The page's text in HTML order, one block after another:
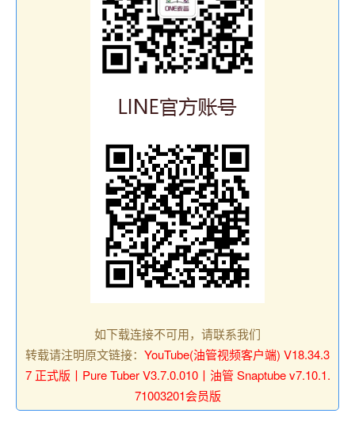
如下载连接不可用，请联系我们
转载请注明原文链接： YouTube(油管视频客户端) V18.34.3
7 正式版丨Pure Tuber V3.7.0.010丨油管 Snaptube v7.10.1.
71003201会员版